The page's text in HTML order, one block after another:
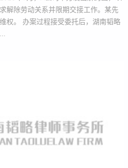
解除劳动关系并限期交接工作。某先
权。 办案过程接受委托后，湖南韬略